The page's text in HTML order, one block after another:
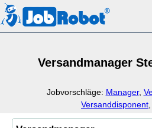
Versandmanager
Jobvorschläge: Manager,
Versanddisponent